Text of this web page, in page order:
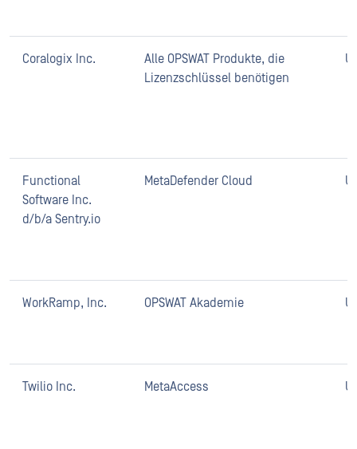
Coralogix Inc.
Alle OPSWAT Produkte, die
Lizenzschlüssel benötigen
Functional
Software Inc.
d/b/a Sentry.io
MetaDefender Cloud
WorkRamp, Inc. OPSWAT Akademie
Twilio Inc. MetaAccess